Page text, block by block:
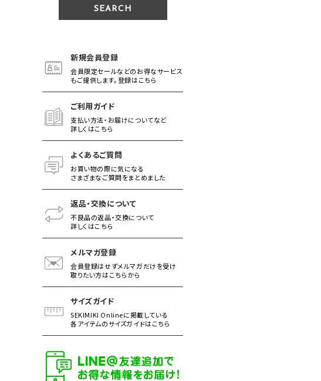
新規会員登録
会員限定セールなどのお得なサービス
もご提供します。登録はこちら
ご利用ガイド
支払い方法・お届けについてなど
詳しくはこちら
よくあるご質問
お買い物の際に気になる
さまざまなご質問をまとめました
返品・交換について
不良品の返品・交換について
詳しくはこちら
メルマガ登録
会員登録はせずメルマガだけを受け
取りたい方はこちらから
サイズガイド
SEKIMIKI Onlineに掲載している
各アイテムのサイズガイドはこちら